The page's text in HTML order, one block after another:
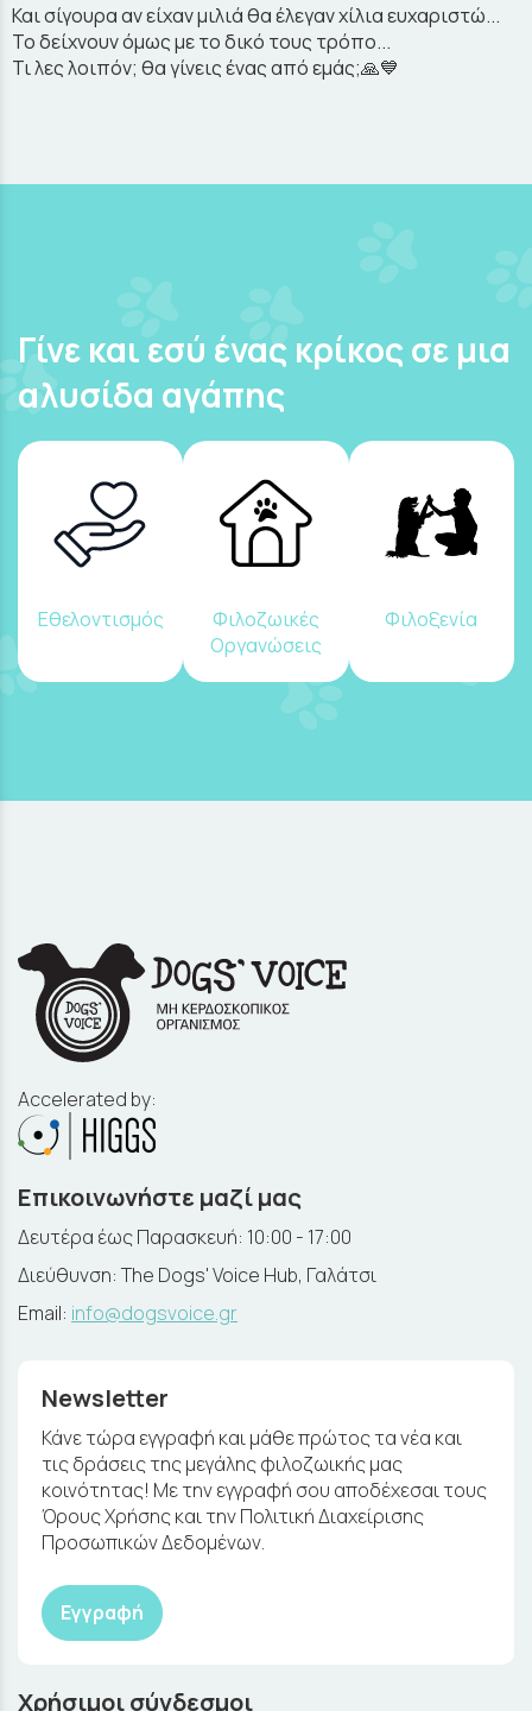
Και σίγουρα αν είχαν μιλιά θα έλεγαν χίλια ευχαριστώ...
Το δείχνουν όμως με το δικό τους τρόπο...
Τι λες λοιπόν; θα γίνεις ένας από εμάς;🙏💙
Γίνε και εσύ ένας κρίκος σε μια
αλυσίδα αγάπης
Εθελοντισμός
Φιλοζωικές
Οργανώσεις
Φιλοξενία
Accelerated by:
Επικοινωνήστε μαζί μας
Δευτέρα έως Παρασκευή: 10:00 - 17:00
Διεύθυνση: The Dogs' Voice Hub, Γαλάτσι
Email: info@dogsvoice.gr
Newsletter
Κάνε τώρα εγγραφή και μάθε πρώτος τα νέα και
τις δράσεις της μεγάλης φιλοζωικής μας
κοινότητας! Με την εγγραφή σου αποδέχεσαι τους
Όρους Χρήσης και την Πολιτική Διαχείρισης
Προσωπικών Δεδομένων.
Εγγραφή
Χρήσιμοι σύνδεσμοι